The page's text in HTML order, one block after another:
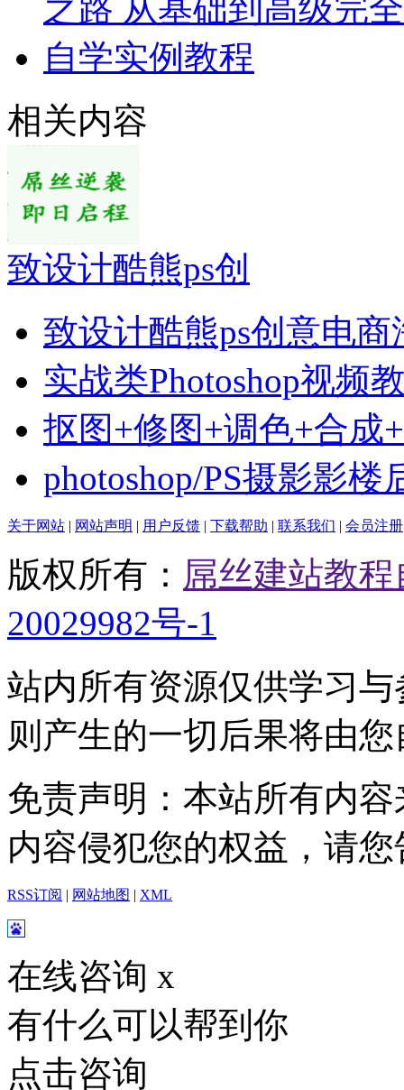
相关内容
致设计酷熊ps创
致设计酷熊ps创意电商
实战类Photoshop视频
抠图+修图+调色+合成
photoshop/PS摄影影楼
关于网站 | 网站声明 | 用户反馈 | 下载帮助 | 联系我们 | 会员注册
版权所有： 屌丝建站教
20029982号-1
站内所有资源仅供学习
则产生的一切后果将由
免责声明：本站所有内
内容侵犯您的权益，请
RSS订阅 | 网站地图 | XML
在线咨询 x
有什么可以帮到你
点击咨询